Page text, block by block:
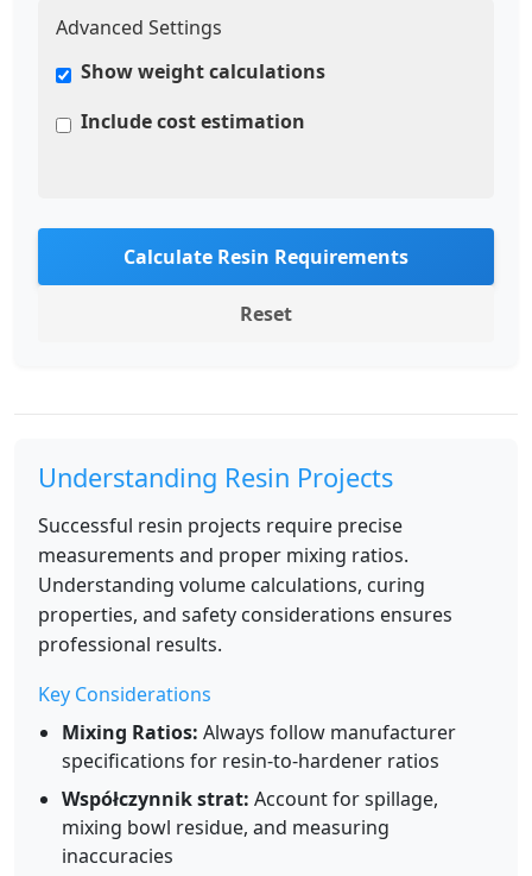
Advanced Settings
Show weight calculations
Include cost estimation
Calculate Resin Requirements
Reset
Understanding Resin Projects
Successful resin projects require precise
measurements and proper mixing ratios.
Understanding volume calculations, curing
properties, and safety considerations ensures
professional results.
Key Considerations
Mixing Ratios: Always follow manufacturer
specifications for resin-to-hardener ratios
Współczynnik strat: Account for spillage,
mixing bowl residue, and measuring
inaccuracies